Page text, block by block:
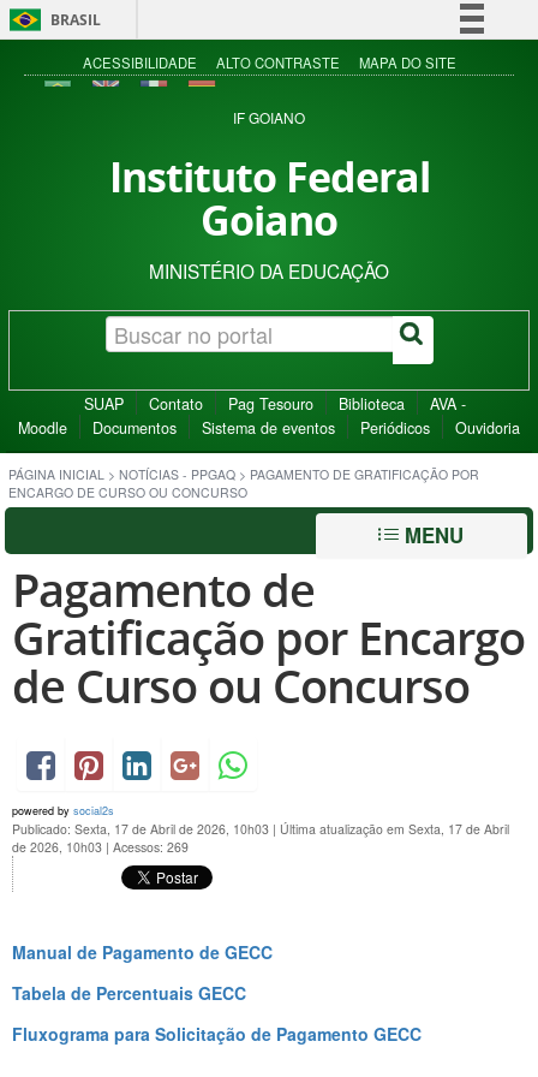
BRASIL
Simplifique!
Acesso à informação
ACESSIBILIDADE ALTO CONTRASTE MAPA DO SITE
IF GOIANO
Instituto Federal
Goiano
MINISTÉRIO DA EDUCAÇÃO
SUAP Contato Pag Tesouro Biblioteca
AVA -
Moodle
Documentos Sistema de eventos Periódicos Ouvidoria
PÁGINA INICIAL > NOTÍCIAS - PPGAQ > PAGAMENTO DE GRATIFICAÇÃO POR
ENCARGO DE CURSO OU CONCURSO
MENU
Pagamento de
Gratificação por Encargo
de Curso ou Concurso
powered by social2s
Publicado: Sexta, 17 de Abril de 2026, 10h03 | Última atualização em Sexta, 17 de Abril
de 2026, 10h03 | Acessos: 269
Manual de Pagamento de GECC
Tabela de Percentuais GECC
Fluxograma para Solicitação de Pagamento GECC